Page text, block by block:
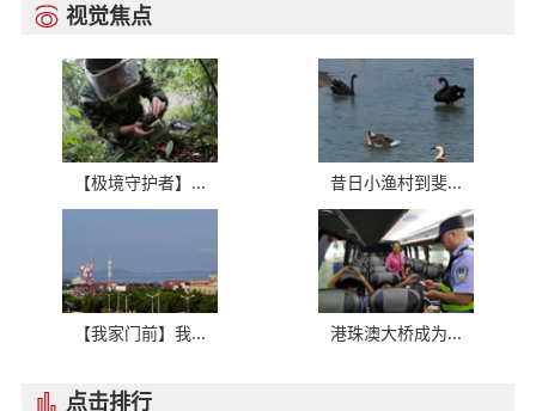
 视觉焦点
【极境守护者】... 昔日小渔村到斐...
【我家门前】我... 港珠澳大桥成为...
 点击排行